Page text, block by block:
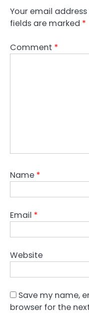
Your email
fields are marked *
Comment *
Name *
Email *
Website
Save my name,
browser for the